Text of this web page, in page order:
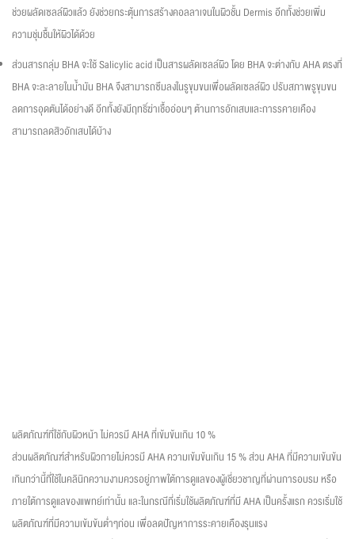
ช่วยผลัดเซลล์ผิวแล้ว ยังช่วยกระตุ้นการสร้างคอลลาเจนในผิวชั้น Dermis อีกทั้งช่วยเพิ่ม
ความชุ่มชื้นให้ผิวได้ด้วย
ส่วนสารกลุ่ม BHA จะใช้ Salicylic acid เป็นสารผลัดเซลล์ผิว โดย BHA จะต่างกับ AHA ตรงที่
BHA จะละลายในน้ำมัน BHA จึงสามารถซึมลงในรูขุมขนเพื่อผลัดเซลล์ผิว ปรับสภาพรูขุมขน
ลดการอุดตันได้อย่างดี อีกทั้งยังมีฤทธิ์ฆ่าเชื้ออ่อนๆ ต้านการอักเสบและการรคายเคือง
สามารถลดสิวอักเสบได้บ้าง
ผลิตภัณฑ์ที่ใช้กับผิวหน้า ไม่ควรมี AHA ที่เข้มข้นเกิน 10 %
ส่วนผลิตภัณฑ์สำหรับผิวกายไม่ควรมี AHA ความเข้มข้นเกิน 15 % ส่วน AHA ที่มีความเข้นข้น
เกินกว่านี้ที่ใช้ในคลินิกความงามควรอยู่ภาพใต้การดูแลของผู้เชี่ยวชาญที่ผ่านการอบรม หรือ
ภายใต้การดูแลของแพทย์เท่านั้น และในกรณีที่เริ่มใช้ผลิตภัณฑ์ที่มี AHA เป็นครั้งแรก ควรเริ่มใช้
ผลิตภัณฑ์ที่มีความเข้มข้นต่ำๆก่อน เพื่อลดปัญหาการระคายเคืองรุนแรง